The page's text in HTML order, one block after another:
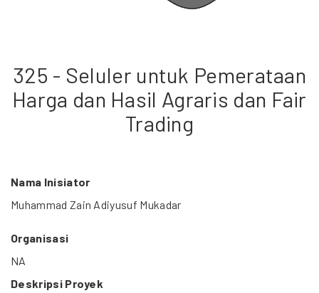
325 - Seluler untuk Pemerataan
Harga dan Hasil Agraris dan Fair
Trading
Nama Inisiator
Muhammad Zain Adiyusuf Mukadar
Organisasi
NA
Deskripsi Proyek